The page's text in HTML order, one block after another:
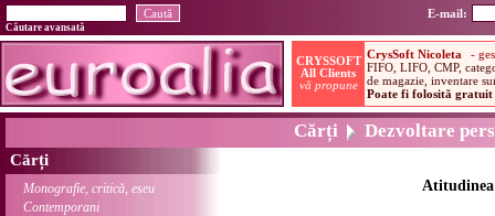
E-mail:
Căutare avansată
Cărți Dezvoltare
Cărți
Monografie, critică, eseu
Contemporani